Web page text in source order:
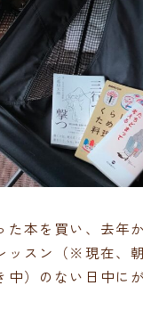
た本を買い、去年
ッスン（※現在、
中）のない日中に